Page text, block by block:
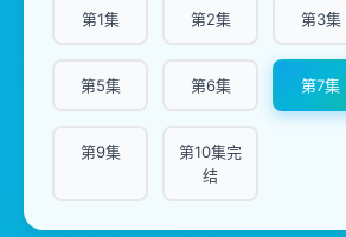
第1集 第2集 第3集
第5集 第6集 第7集
第9集
第10集完
结